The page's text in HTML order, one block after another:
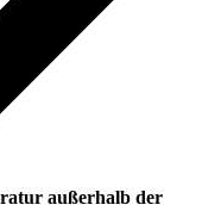
außerhalb der